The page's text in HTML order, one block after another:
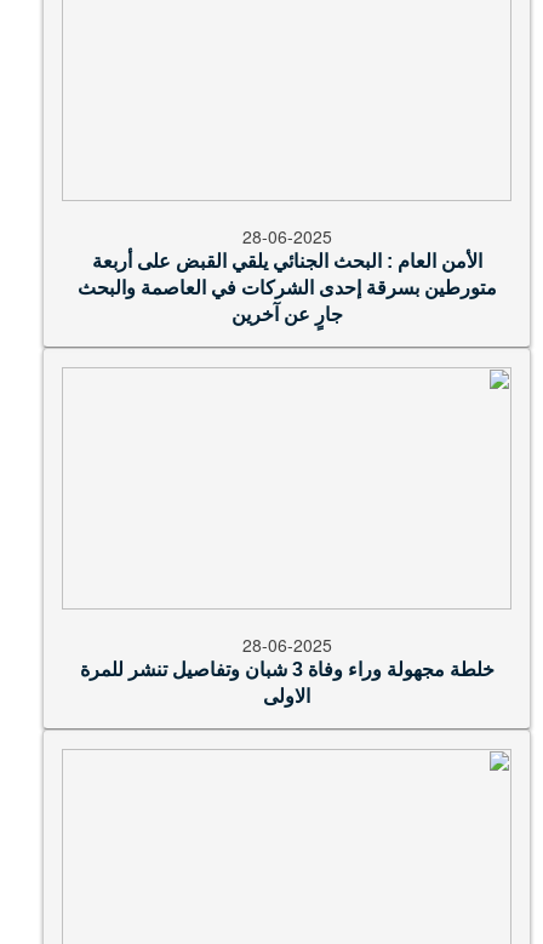
28-06-2025
الأمن العام : البحث الجنائي يلقي القبض على أربعة
متورطين بسرقة إحدى الشركات في العاصمة والبحث
جارٍ عن آخرين
28-06-2025
خلطة مجهولة وراء وفاة 3 شبان وتفاصيل تنشر للمرة
الاولى